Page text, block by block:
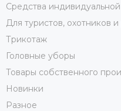
Средства
Для туристов, охотников
Трикотаж
Головные уборы
Товары собственного
Новинки
Разное